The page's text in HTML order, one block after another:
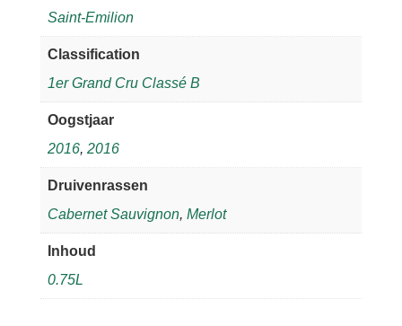
Saint-Emilion
Classification
1er Grand Cru Classé B
Oogstjaar
2016, 2016
Druivenrassen
Cabernet Sauvignon, Merlot
Inhoud
0.75L